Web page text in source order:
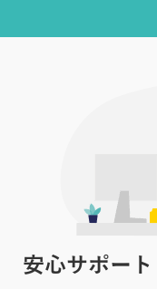
安心サポート